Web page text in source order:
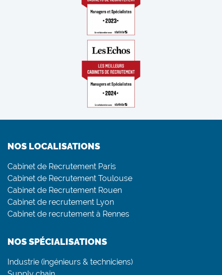
NOS LOCALISATIONS
Cabinet de Recrutement Paris
Cabinet de Recrutement Toulouse
Cabinet de Recrutement Rouen
Cabinet de recrutement Lyon
Cabinet de recrutement à Rennes
NOS SPÉCIALISATIONS
Industrie (ingénieurs & techniciens)